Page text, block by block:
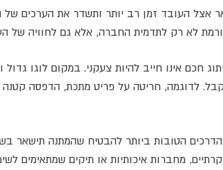
אצל העובד זמן רב יותר ותשדר את הערכים
לא רק לתדמית החברה, אלא גם לחוויה של
חכם אינו חייב להיות צעקני. במקום לוגו
לדוגמה, חריטה על פריט מתכת, הדפסה קטנה
הטובות ביותר להבטיח שהמתנה תישאר
מחברות איכותיות או תיקים שמתאימים